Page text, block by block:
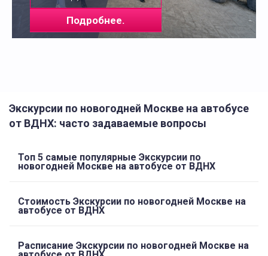
Подробнее.
Экскурсии по новогодней Москве на автобусе
от ВДНХ: часто задаваемые вопросы
Топ 5 самые популярные Экскурсии по
новогодней Москве на автобусе от ВДНХ
Стоимость Экскурсии по новогодней Москве на
автобусе от ВДНХ
Расписание Экскурсии по новогодней Москве на